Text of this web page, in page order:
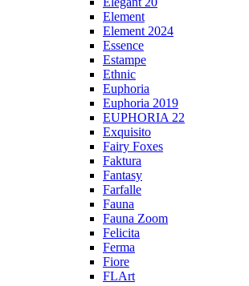
Element
Element 2024
Essence
Estampe
Ethnic
Euphoria
Euphoria 2019
EUPHORIA 22
Exquisito
Fairy Foxes
Faktura
Fantasy
Farfalle
Fauna
Fauna Zoom
Felicita
Ferma
Fiore
FLArt